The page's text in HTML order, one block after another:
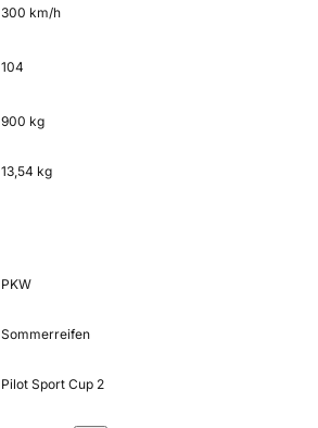
300 km/h
104
900 kg
13,54 kg
PKW
Sommerreifen
Pilot Sport Cup 2